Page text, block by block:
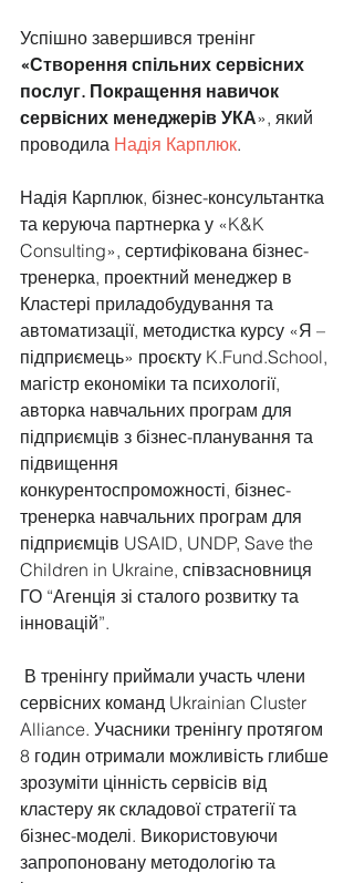
Успішно завершився тренінг
«Створення спільних сервісних
послуг. Покращення навичок
сервісних менеджерів УКА», який
проводила Надія Карплюк.
Надія Карплюк, бізнес-консультантка
та керуюча партнерка у «K&K
Consulting», сертифікована бізнес-
тренерка, проектний менеджер в
Кластері приладобудування та
автоматизації, методистка курсу «Я –
підприємець» проєкту K.Fund.School,
магістр економіки та психології,
авторка навчальних програм для
підприємців з бізнес-планування та
підвищення
конкурентоспроможності, бізнес-
тренерка навчальних програм для
підприємців USAID, UNDP, Save the
Children in Ukraine, співзасновниця
ГО “Агенція зі сталого розвитку та
інновацій”.
В тренінгу приймали участь члени
сервісних команд Ukrainian Cluster
Alliance. Учасники тренінгу протягом
8 годин отримали можливість глибше
зрозуміти цінність сервісів від
кластеру як складової стратегії та
бізнес-моделі. Використовуючи
запропоновану методологію та